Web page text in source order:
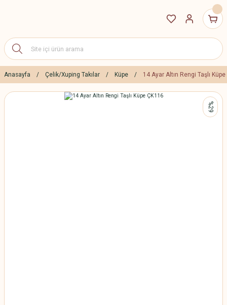
Anasayfa Çelik/Xuping Takılar Küpe 14 Ayar Altın Rengi Taşlı
%29